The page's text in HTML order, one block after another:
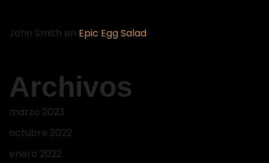
John Smith en Epic Egg Salad
Archivos
marzo 2023
octubre 2022
enero 2022